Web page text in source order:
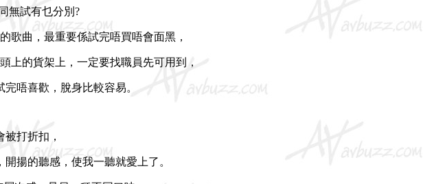
無試有乜分別?
歌曲，最重要係試完唔買唔會面黑，
上的貨架上，一定要找職員先可用到，
唔喜歡，脫身比較容易。
打折扣，
揚的聽感，使我一聽就愛上了。